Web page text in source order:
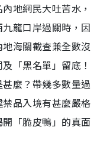
地網民大吐苦水，
龍口岸過關時，因
海關截查兼全數沒
「黑名單」留底！
麼？帶幾多數量過
品入境有甚麼嚴格
「脆皮鴨」的真面